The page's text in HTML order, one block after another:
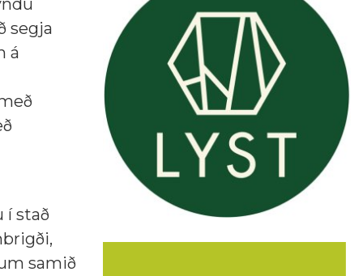
segja
á
í stað
samið